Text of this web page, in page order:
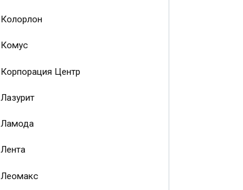
Колорлон
Комус
Корпорация Центр
Лазурит
Ламода
Лента
Леомакс